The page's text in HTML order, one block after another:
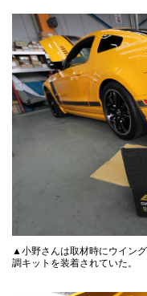
▲小野さんは取材時にウイン
調キットを装着されていた。